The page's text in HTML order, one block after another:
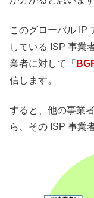
このグローバル IP
している ISP 事業
業者に対して「
信します。
すると、他の事業
ら、その ISP 事業